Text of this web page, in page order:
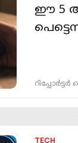
ഈ 5
റിപ്പോർട്ടർ
TECH